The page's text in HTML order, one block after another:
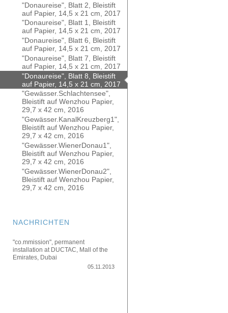
"Donaureise", Blatt 2, Bleistift
auf Papier, 14,5 x 21 cm, 2017
"Donaureise", Blatt 1, Bleistift
auf Papier, 14,5 x 21 cm, 2017
"Donaureise", Blatt 6, Bleistift
auf Papier, 14,5 x 21 cm, 2017
"Donaureise", Blatt 7, Bleistift
auf Papier, 14,5 x 21 cm, 2017
"Donaureise", Blatt 8, Bleistift
auf Papier, 14,5 x 21 cm, 2017
"Gewässer.Schlachtensee",
Bleistift auf Wenzhou Papier,
29,7 x 42 cm, 2016
"Gewässer.KanalKreuzberg1",
Bleistift auf Wenzhou Papier,
29,7 x 42 cm, 2016
"Gewässer.WienerDonau1",
Bleistift auf Wenzhou Papier,
29,7 x 42 cm, 2016
"Gewässer.WienerDonau2",
Bleistift auf Wenzhou Papier,
29,7 x 42 cm, 2016
NACHRICHTEN
"co.mmission", permanent
installation at DUCTAC, Mall of the
Emirates, Dubai
05.11.2013